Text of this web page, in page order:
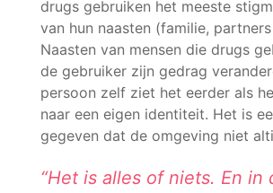
drugs gebruiken het meeste
van hun naasten (familie,
Naasten van mensen die drugs
de gebruiker zijn gedrag
persoon zelf ziet het eerder als
naar een eigen identiteit. Het is
gegeven dat de omgeving niet
“Het is alles of niets. En in